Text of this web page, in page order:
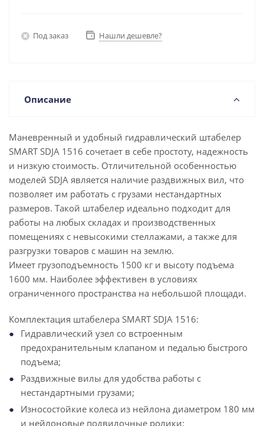
Под заказ Нашли дешевле?
Описание
Маневренный и удобный гидравлический штабелер
SMART SDJA 1516 сочетает в себе простоту, надежность
и низкую стоимость. Отличительной особенностью
моделей SDJA является наличие раздвижных вил, что
позволяет им работать с грузами нестандартных
размеров. Такой штабелер идеально подходит для
работы на любых складах и производственных
помещениях с невысокими стеллажами, а также для
разгрузки товаров с машин на землю.
Имеет грузоподъемность 1500 кг и высоту подъема
1600 мм. Наиболее эффективен в условиях
ограниченного пространства на небольшой площади.
Комплектация штабелера SMART SDJA 1516:
Гидравлический узел со встроенным
предохранительным клапаном и педалью быстрого
подъема;
Раздвижные вилы для удобства работы с
нестандартными грузами;
Износостойкие колеса из нейлона диаметром 180 мм
и нейлоновые подвилочные ролики;